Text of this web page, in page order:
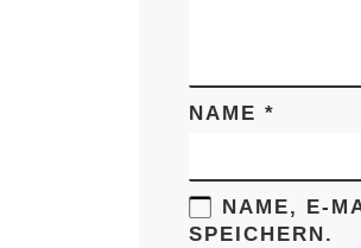
NAME*
NAME, E-
SPEICHERN.